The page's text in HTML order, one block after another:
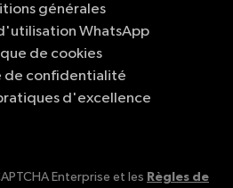
générales
WhatsApp
de cookies
de confidentialité
d'excellence
Enterprise et les Règles de